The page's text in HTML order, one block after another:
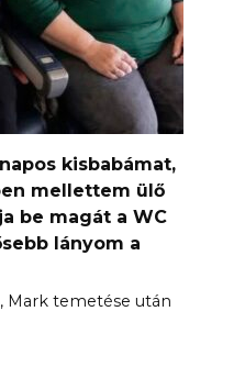
kisbabámat,
mellettem ülő
be magát a WC
lányom a
Mark temetése után